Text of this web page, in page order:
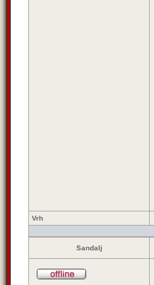
Vrh
Sandalj